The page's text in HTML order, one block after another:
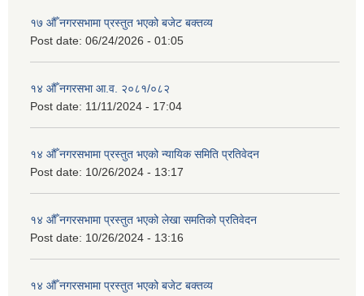
१७ औँ नगरसभामा प्रस्तुत भएको बजेट बक्तव्य
Post date: 06/24/2026 - 01:05
१४ औँ नगरसभा आ.व. २०८१/०८२
Post date: 11/11/2024 - 17:04
१४ औँ नगरसभामा प्रस्तुत भएको न्यायिक समिति प्रतिवेदन
Post date: 10/26/2024 - 13:17
१४ औँ नगरसभामा प्रस्तुत भएको लेखा समतिको प्रतिवेदन
Post date: 10/26/2024 - 13:16
१४ औँ नगरसभामा प्रस्तुत भएको बजेट बक्तव्य